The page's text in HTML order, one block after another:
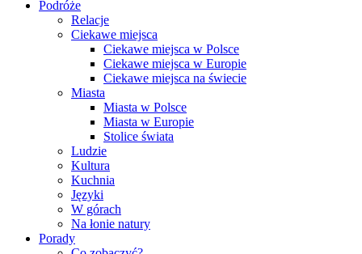
Podróże
Relacje
Ciekawe miejsca
Ciekawe miejsca w Polsce
Ciekawe miejsca w Europie
Ciekawe miejsca na świecie
Miasta
Miasta w Polsce
Miasta w Europie
Stolice świata
Ludzie
Kultura
Kuchnia
Języki
W górach
Na łonie natury
Porady